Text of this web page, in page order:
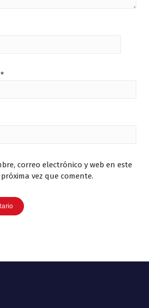
*
correo electrónico y web en este
vez que comente.